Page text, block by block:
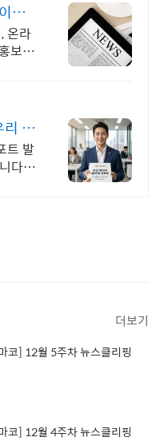
션
요
온라
보업
회
트 발
다
더보기
코] 12월 5주차 뉴스클리핑
코] 12월 4주차 뉴스클리핑